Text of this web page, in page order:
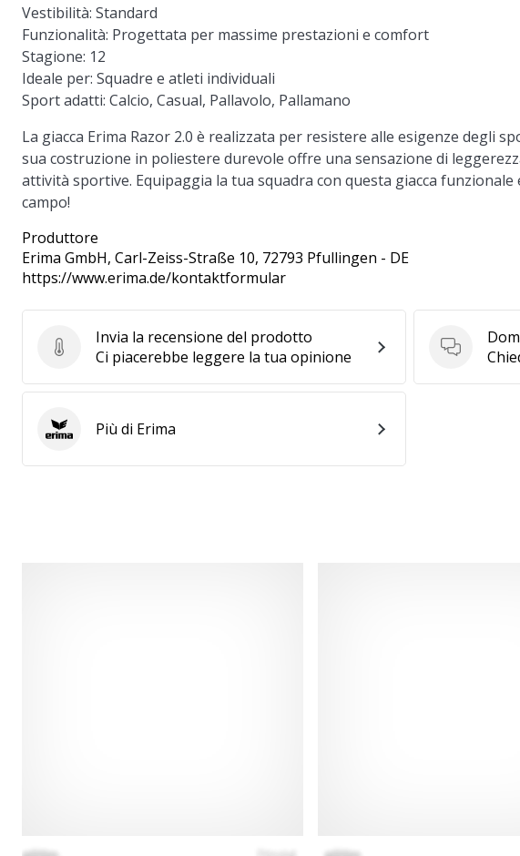
Vestibilità: Standard
Funzionalità: Progettata per massime prestazioni e comfort
Stagione: 12
Ideale per: Squadre e atleti individuali
Sport adatti: Calcio, Casual, Pallavolo, Pallamano
La giacca Erima Razor 2.0 è realizzata per resistere alle esigenze degli
sua costruzione in poliestere durevole offre una sensazione di
attività sportive. Equipaggia la tua squadra con questa giacca
campo!
Produttore
Erima GmbH, Carl-Zeiss-Straße 10, 72793 Pfullingen - DE
https://www.erima.de/kontaktformular
Invia la recensione del prodotto
Invia la recensione del prodotto
Ci piacerebbe leggere la tua opinione
Domande
ErimaPiù di Erima